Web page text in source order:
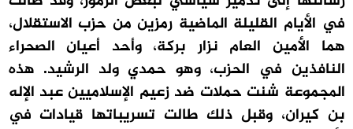
في الأيام القليلة الماضية رمزين من حزب الاستقلال،
هما الأمين العام نزار بركة، وأحد أعيان الصحراء
النافذين في الحزب، وهو حمدي ولد الرشيد. هذه
المجموعة شنت حملات ضد زعيم الإسلاميين عبد الإله
بن كيران، وقبل ذلك طالت تسريباتها قيادات في